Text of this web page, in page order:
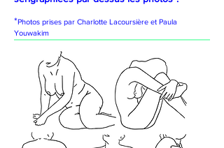
*Photos prises par Charlotte Lacoursière et Paula
Youwakim